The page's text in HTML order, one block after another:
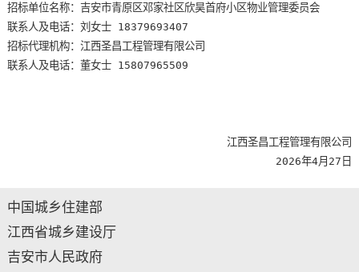
招标单位名称：吉安市青原区邓家社区欣昊首府小区物业管理委员会
联系人及电话：刘女士
18379693407
招标代理机构：江西圣昌工程管理有限公司
联系人及电话：董女士
15807965509
江西圣昌工程管理有限公司
2026年4月27日
中国城乡住建部
江西省城乡建设厅
吉安市人民政府